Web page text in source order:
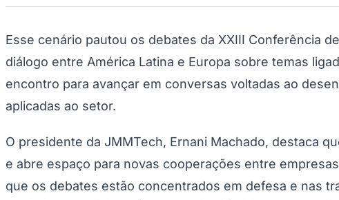
Brasileirão Série B
Paulistão
Copa do Brasil
Libertadores
Sul-Americana
Copa América
Champions League
Bundesliga
Times - Ir direto
Esse cenário pautou os debates da XXIII Conferência
diálogo entre América Latina e Europa sobre temas
encontro para avançar em conversas voltadas ao
aplicadas ao setor.
O presidente da JMMTech, Ernani Machado, destaca
e abre espaço para novas cooperações entre
que os debates estão concentrados em defesa e nas